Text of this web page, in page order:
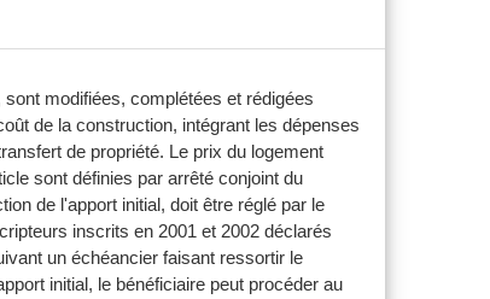
modifiées, complétées et rédigées
de la construction, intégrant les dépenses
de propriété. Le prix du logement
sont définies par arrêté conjoint du
de l'apport initial, doit être réglé par le
inscrits en 2001 et 2002 déclarés
un échéancier faisant ressortir le
initial, le bénéficiaire peut procéder au